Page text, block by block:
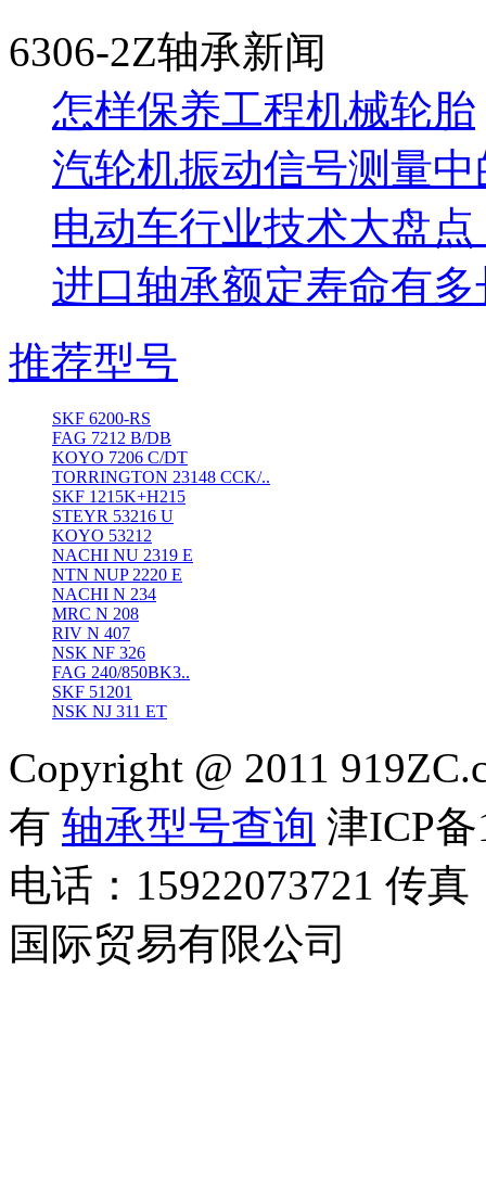
6306-2Z轴承新闻
怎样保养工程机械轮胎
汽轮机振动信号测量
电动车行业技术大盘
进口轴承额定寿命有多
推荐型号
SKF 6200-RS
FAG 7212 B/DB
KOYO 7206 C/DT
TORRINGTON 23148 CCK/..
SKF 1215K+H215
STEYR 53216 U
KOYO 53212
NACHI NU 2319 E
NTN NUP 2220 E
NACHI N 234
MRC N 208
RIV N 407
NSK NF 326
FAG 240/850BK3..
SKF 51201
NSK NJ 311 ET
Copyright @ 2011
有 轴承型号查询 津ICP备
电话：15922073721 传
国际贸易有限公司